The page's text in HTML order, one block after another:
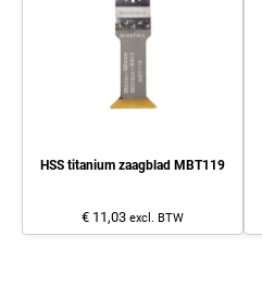
HSS titanium zaagblad MBT119
€ 11,03 excl. BTW